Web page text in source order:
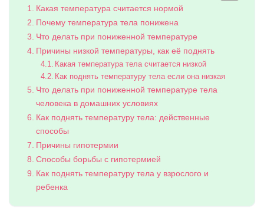
Какая температура считается нормой
Почему температура тела понижена
Что делать при пониженной температуре
Причины низкой температуры, как её поднять
Какая температура тела считается низкой
Как поднять температуру тела если она низкая
Что делать при пониженной температуре тела
человека в домашних условиях
Как поднять температуру тела: действенные
способы
Причины гипотермии
Способы борьбы с гипотермией
Как поднять температуру тела у взрослого и
ребенка